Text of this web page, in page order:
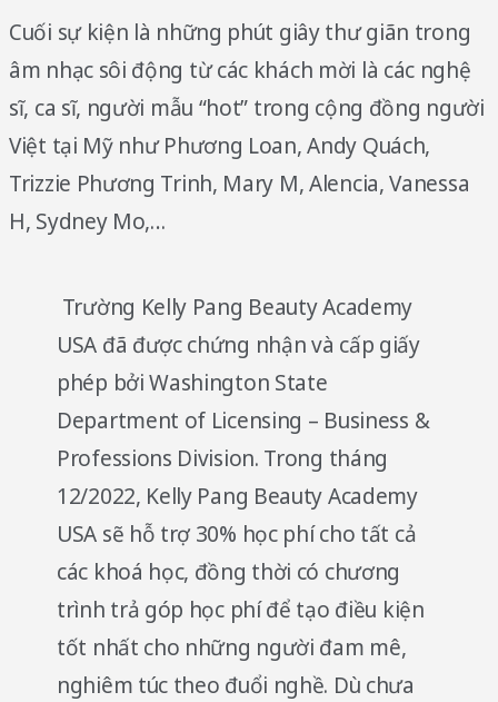
Cuối sự kiện là những phút giây thư giãn trong
âm nhạc sôi động từ các khách mời là các nghệ
sĩ, ca sĩ, người mẫu “hot” trong cộng đồng người
Việt tại Mỹ như Phương Loan, Andy Quách,
Trizzie Phương Trinh, Mary M, Alencia, Vanessa
H, Sydney Mo,…
Trường Kelly Pang Beauty Academy
USA đã được chứng nhận và cấp giấy
phép bởi Washington State
Department of Licensing – Business &
Professions Division. Trong tháng
12/2022, Kelly Pang Beauty Academy
USA sẽ hỗ trợ 30% học phí cho tất cả
các khoá học, đồng thời có chương
trình trả góp học phí để tạo điều kiện
tốt nhất cho những người đam mê,
nghiêm túc theo đuổi nghề. Dù chưa